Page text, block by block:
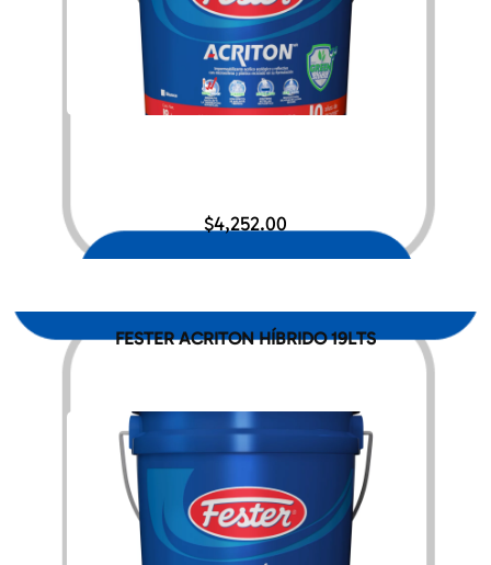
$4,252.00
FESTER ACRITON HÍBRIDO 19LTS